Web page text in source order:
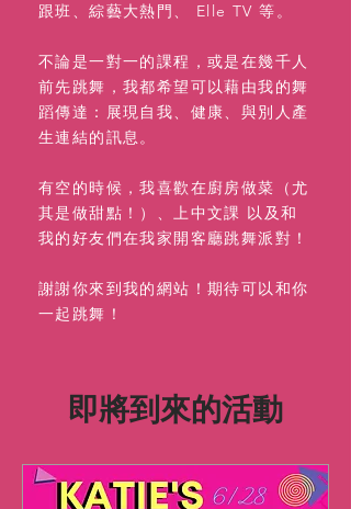
跟班、綜藝大熱門、 Elle TV 等。
不論是一對一的課程，或是在幾千人
前先跳舞，我都希望可以藉由我的舞
蹈傳達：展現自我、健康、與別人產
生連結的訊息。
有空的時候，我喜歡在廚房做菜（尤
其是做甜點！）、上中文課 以及和
我的好友們在我家開客廳跳舞派對！
謝謝你來到我的網站！期待可以和你
一起跳舞！
即將到來的活動